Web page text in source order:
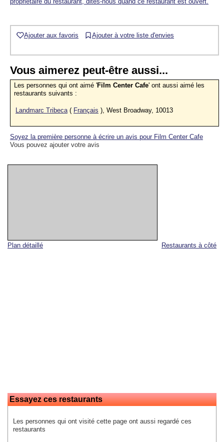
Restaurants à côté
Plan détaillé
Essayez ces restaurants
Les personnes qui ont visité cette page ont aussi regardé ces
restaurants
Ajouter aux favoris Ajouter à votre liste d'envies
Vous aimerez peut-être aussi...
Les personnes qui ont aimé 'Film Center Cafe' ont aussi aimé les
restaurants suivants :
Landmarc Tribeca( Français ), West Broadway, 10013
Soyez la première personne à écrire un avis pour Film Center Cafe
Vous pouvez ajouter votre avis